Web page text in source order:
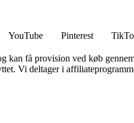
YouTube Pinterest
kan få provision ved køb
Vi deltager i